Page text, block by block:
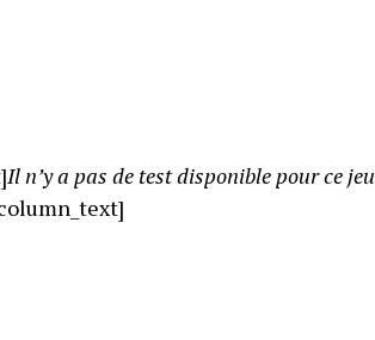
Il n’y a pas de test disponible pour ce jeu